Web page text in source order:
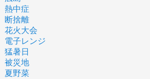
熱中症
断捨離
花火大会
電子レンジ
猛暑日
被災地
夏野菜